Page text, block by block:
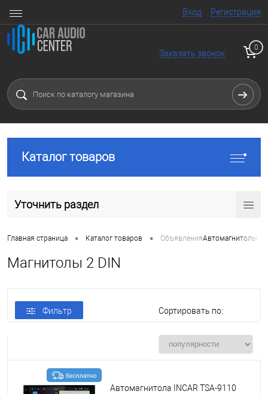
Вход Регистрация
Заказать звонок
0
Каталог товаров
Уточнить раздел
Главная страница • Каталог товаров • ОбъявленияАвтомагнитолы и
Магнитолы 2 DIN
Фильтр Сортировать по:
Автомагнитола INCAR TSA-9110